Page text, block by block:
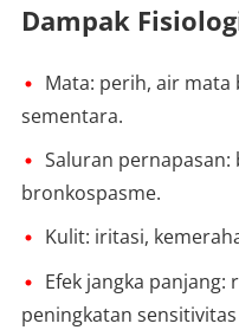
Dampak
Mata: perih, air
sementara.
Saluran pernapasan:
bronkospasme.
Kulit: iritasi,
Efek jangka panjang:
peningkatan